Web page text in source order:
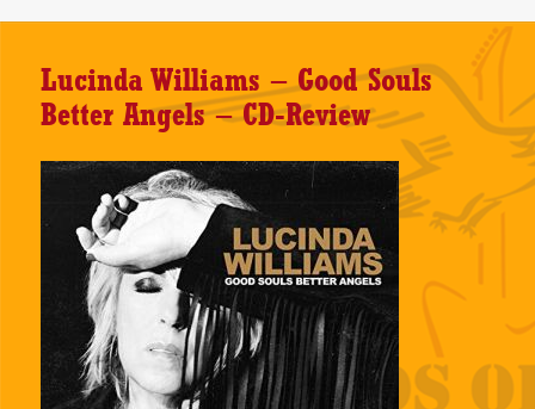
Lucinda Williams – Good Souls
Better Angels – CD-Review